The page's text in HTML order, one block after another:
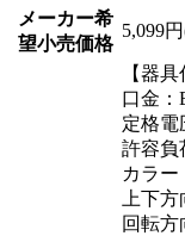
メーカー希
望小売価格
5,099
【器具
口金：
定格電
許容負
カラー
上下
回転方